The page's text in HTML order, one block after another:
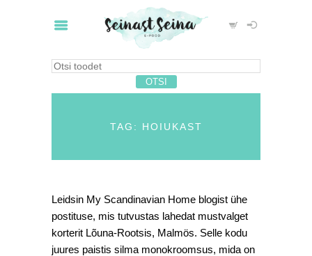
TAG: HOIUKAST
Leidsin My Scandinavian Home blogist ühe
postituse, mis tutvustas lahedat mustvalget
korterit Lõuna-Rootsis, Malmös. Selle kodu
juures paistis silma monokroomsus, mida on